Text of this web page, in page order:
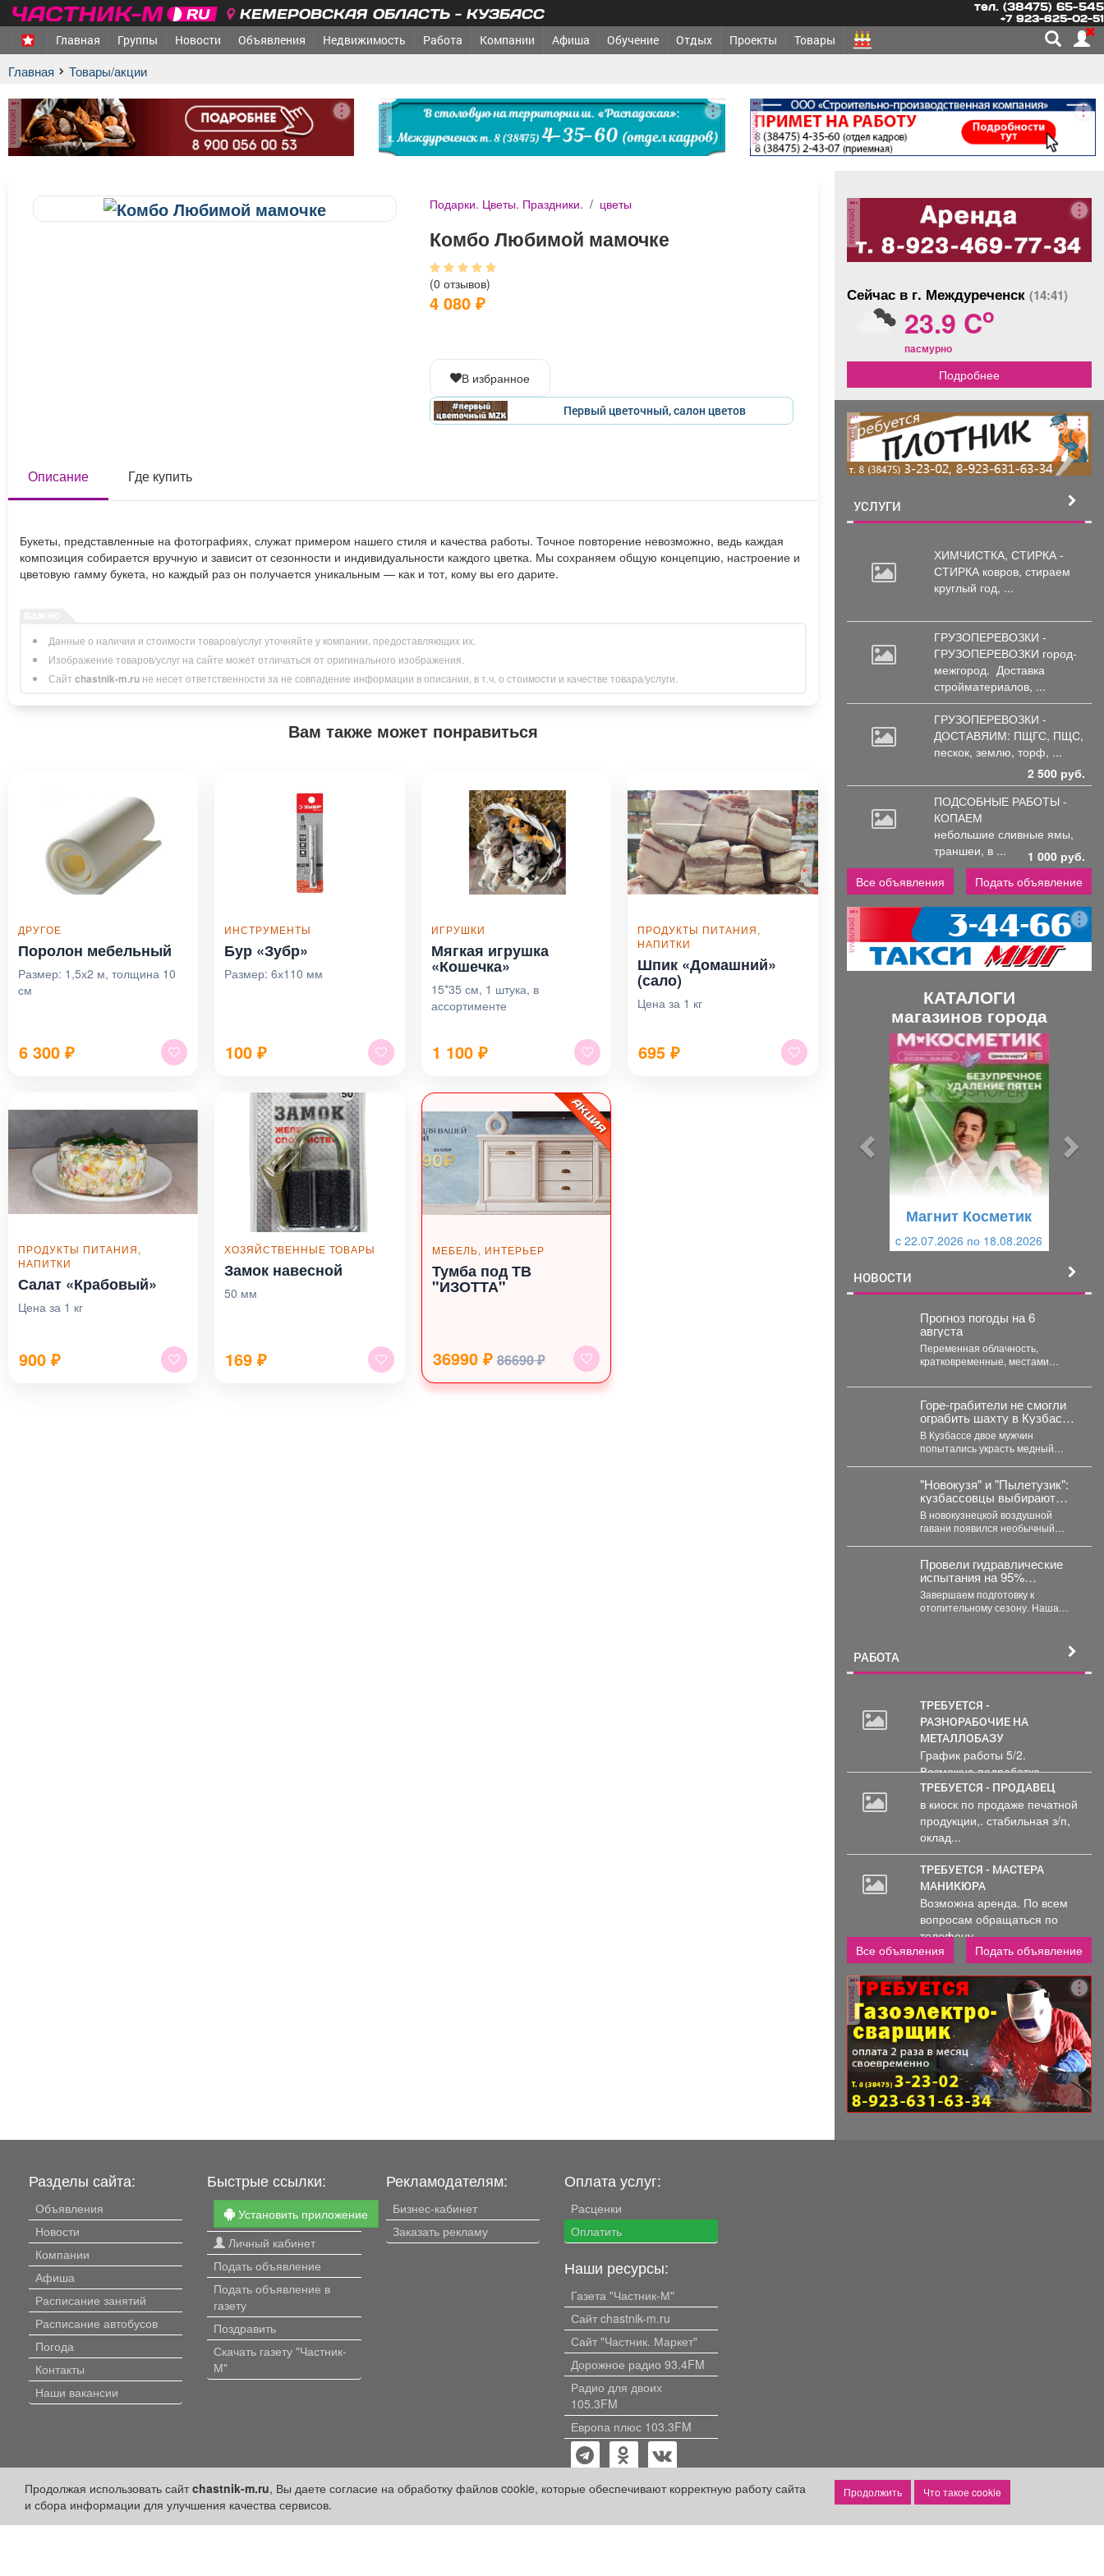
КЕМЕРОВСКАЯ ОБЛАСТЬ - КУЗБАСС тел. (38475) 65-545
+7 923-625-02-51
Главная Группы Новости Объявления Недвижимость Работа Компании Афиша Обучение Отдых Проекты Товары
Главная Товары/акции
реклама реклама реклама
Подарки. Цветы. Праздники. / цветы
Комбо Любимой мамочке
(0 отзывов)
4 080₽
В избранное
Первый цветочный, салон цветов
Описание Где купить
Букеты, представленные на фотографиях, служат примером нашего стиля и качества работы. Точное повторение невозможно, ведь каждая
композиция собирается вручную и зависит от сезонности и индивидуальности каждого цветка. Мы сохраняем общую концепцию, настроение и
цветовую гамму букета, но каждый раз он получается уникальным — как и тот, кому вы его дарите.
Данные о наличии и стоимости товаров/услуг уточняйте у компании, предоставляющих их.
Изображение товаров/услуг на сайте может отличаться от оригинального изображения.
Сайт chastnik-m.ru не несет ответственности за не совпадение информации в описании, в т.ч. о стоимости и качестве товара/услуги.
Вам также может понравиться
ДРУГОЕ
Поролон мебельный
Размер: 1,5х2 м, толщина 10
см
6 300 ₽
ИНСТРУМЕНТЫ
Бур «Зубр»
Размер: 6х110 мм
100 ₽
ИГРУШКИ
Мягкая игрушка
«Кошечка»
15*35 см, 1 штука, в
ассортименте
1 100₽
ПРОДУКТЫ ПИТАНИЯ,
НАПИТКИ
Шпик «Домашний»
(сало)
Цена за 1 кг
695 ₽
ПРОДУКТЫ ПИТАНИЯ,
НАПИТКИ
Салат «Крабовый»
Цена за 1 кг
900 ₽
ХОЗЯЙСТВЕННЫЕ ТОВАРЫ
Замок навесной
50 мм
169 ₽
МЕБЕЛЬ, ИНТЕРЬЕР
Тумба под ТВ
"ИЗОТТА"
36990 ₽ 86690 ₽
реклама
Сейчас в г. Междуреченск (14:41)
23.9 Co
пасмурно
Подробнее
реклама
УСЛУГИ
ХИМЧИСТКА, СТИРКА -
СТИРКА ковров, стираем
круглый год, ...
ГРУЗОПЕРЕВОЗКИ -
ГРУЗОПЕРЕВОЗКИ город-
межгород. Доставка
стройматериалов, ...
ГРУЗОПЕРЕВОЗКИ -
ДОСТАВЯИМ: ПЩГС, ПЩС,
пескок, землю, торф, ...
2 500 руб.
ПОДСОБНЫЕ РАБОТЫ -
КОПАЕМ
небольшие сливные ямы,
траншеи, в ...
1 000 руб.
Все объявления
Подать объявление
реклама
КАТАЛОГИ
магазинов города
Магнит Косметик
c 22.07.2026 по 18.08.2026
НОВОСТИ
Прогноз погоды на 6
августа
Переменная облачность,
кратковременные, местами
град. Утром туманы. Ветер юго-
западный 4-9 м/с,...
Горе-грабители не смогли
ограбить шахту в Кузбассе
из-за пустого бака
В Кузбассе двое мужчин
попытались украсть медный
"Новокузя" и "Пылетузик":
кузбассовцы выбирают
имя роботу в аэропорту
В новокузнецкой воздушной
гавани появился необычный
аэропорту...
Провели гидравлические
испытания на 95%
тепловых сетей Кузбасса.
Завершаем подготовку к
отопительному сезону. Наша
РАБОТА
ТРЕБУЕТСЯ -
РАЗНОРАБОЧИЕ НА
МЕТАЛЛОБАЗУ
График работы 5/2.
Возможна подработка..
ТРЕБУЕТСЯ - ПРОДАВЕЦ
в киоск по продаже печатной
продукции,. стабильная з/п,
оклад...
ТРЕБУЕТСЯ - МАСТЕРА
МАНИКЮРА
Возможна аренда. По всем
вопросам обращаться по
телефону..
Все объявления
Подать объявление
реклама
Продолжая использовать сайтchastnik-m.ru, Вы даете согласие на обработку файлов cookie, которые обеспечивают корректную работу сайта
и сбора информации для улучшения качества сервисов.
Что такое cookie
Разделы сайта:
Объявления
Новости
Компании
Афиша
Расписание занятий
Расписание автобусов
Погода
Контакты
Наши вакансии
Быстрые ссылки:
Установить приложение
Личный кабинет
Подать объявление
Подать объявление в
газету
Поздравить
Скачать газету "Частник-
М"
Рекламодателям:
Бизнес-кабинет
Заказать рекламу
Оплата услуг:
Расценки
Оплатить
Наши ресурсы:
Газета "Частник-М"
Сайт chastnik-m.ru
Сайт "Частник. Маркет"
Дорожное радио 93.4FM
Радио для двоих
105.3FM
Европа плюс 103.3FM
Политика конфиденциальности